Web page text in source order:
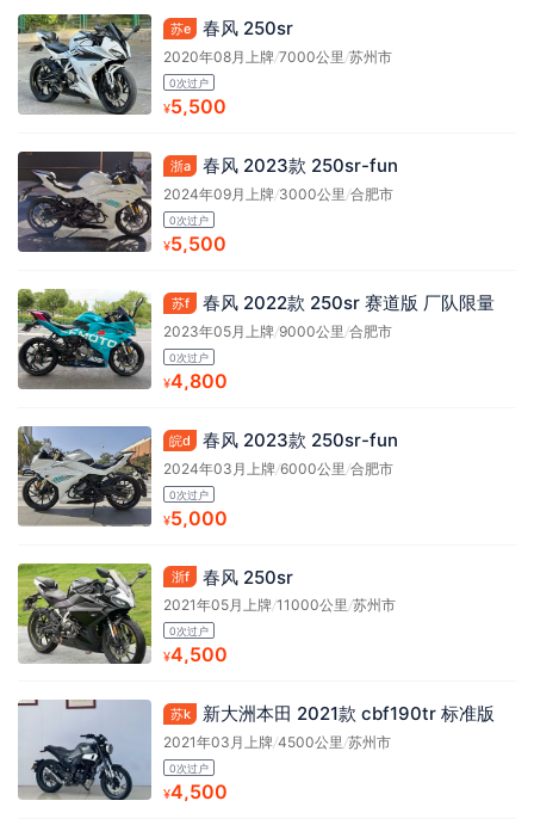
苏e 春风 250sr
2020年08月上牌/7000公里 /苏州市
0次过户
¥5,500
浙a 春风 2023款 250sr-fun
2024年09月上牌/3000公里 /合肥市
0次过户
¥5,500
苏f 春风 2022款 250sr 赛道版 厂队限量
2023年05月上牌/9000公里 /合肥市
0次过户
¥4,800
皖d 春风 2023款 250sr-fun
2024年03月上牌/6000公里 /合肥市
0次过户
¥5,000
浙f 春风 250sr
2021年05月上牌/11000公里/苏州市
0次过户
¥4,500
苏k 新大洲本田 2021款 cbf190tr 标准版
2021年03月上牌/4500公里/苏州市
0次过户
¥4,500